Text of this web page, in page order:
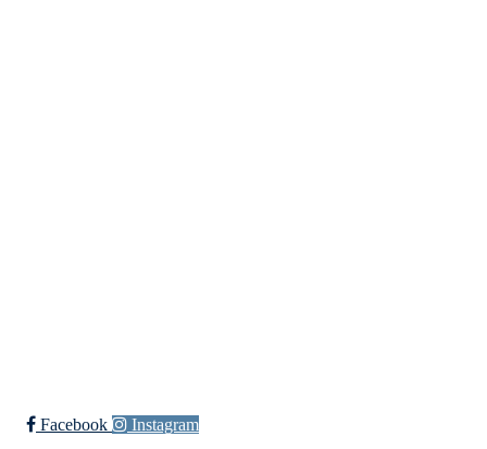
Facebook Instagram